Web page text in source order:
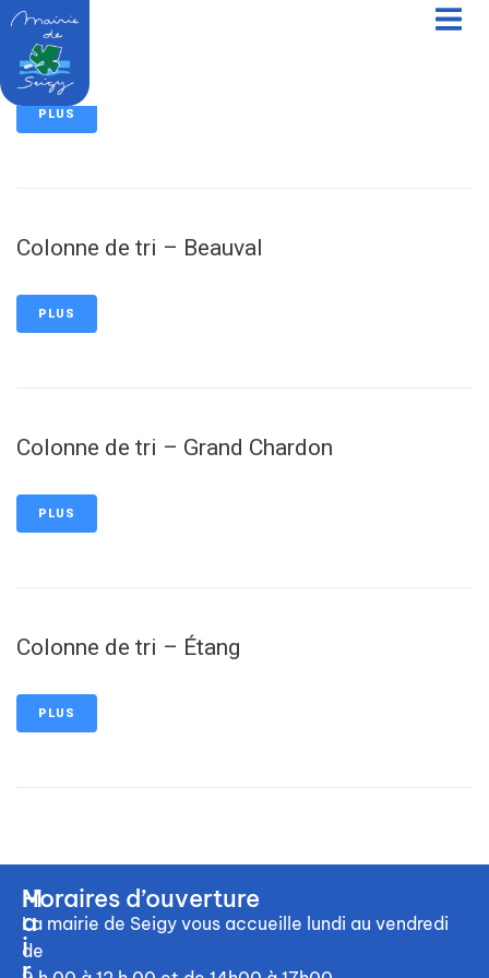
principal
Composteur partagé
PLUS
Colonne de tri – Beauval
PLUS
Colonne de tri – Grand Chardon
PLUS
Colonne de tri – Étang
PLUS
M
a
i
r
Horaires d’ouverture
La mairie de Seigy vous accueille lundi au vendredi
de